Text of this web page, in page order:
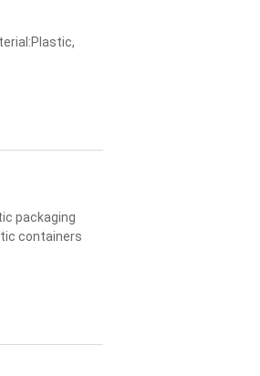
packaging
containers